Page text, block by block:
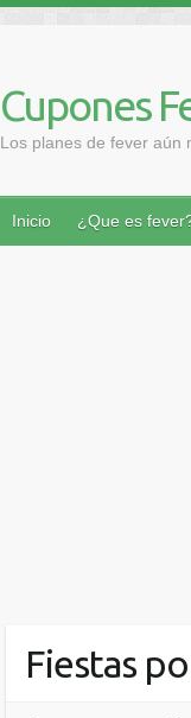
Cupones
Los planes de fever aún
Inicio ¿Que es
Fiestas